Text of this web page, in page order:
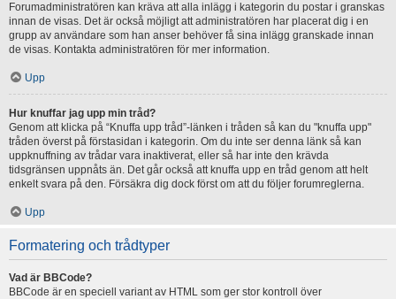
Forumadministratören kan kräva att alla inlägg i kategorin du postar i granskas
innan de visas. Det är också möjligt att administratören har placerat dig i en
grupp av användare som han anser behöver få sina inlägg granskade innan
de visas. Kontakta administratören för mer information.
Upp
Hur knuffar jag upp min tråd?
Genom att klicka på “Knuffa upp tråd”-länken i tråden så kan du "knuffa upp"
tråden överst på förstasidan i kategorin. Om du inte ser denna länk så kan
uppknuffning av trådar vara inaktiverat, eller så har inte den krävda
tidsgränsen uppnåts än. Det går också att knuffa upp en tråd genom att helt
enkelt svara på den. Försäkra dig dock först om att du följer forumreglerna.
Upp
Formatering och trådtyper
Vad är BBCode?
BBCode är en speciell variant av HTML som ger stor kontroll över